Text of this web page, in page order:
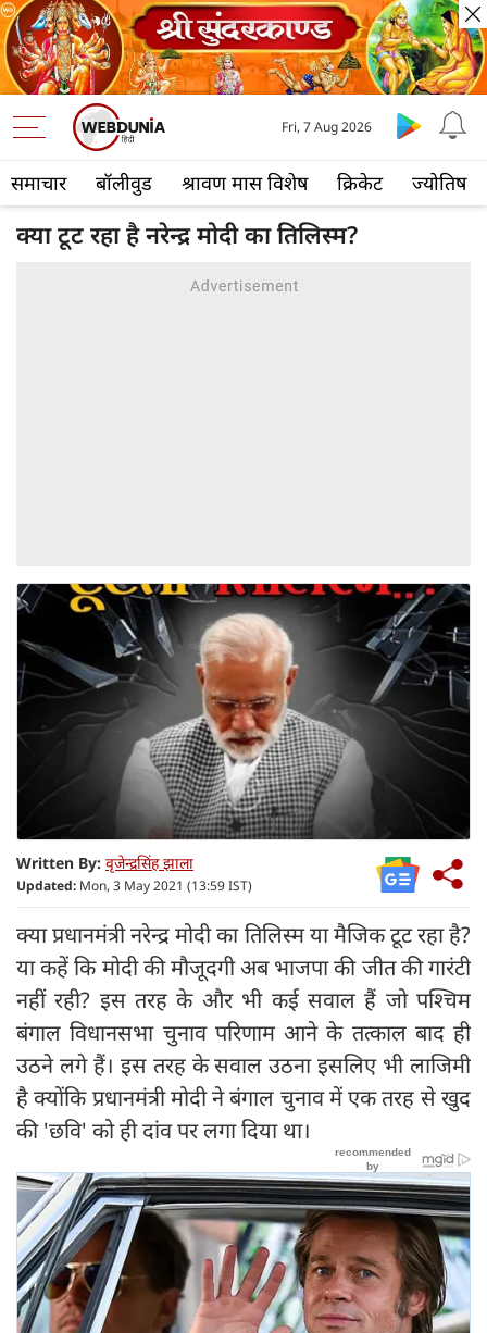
समाचार बॉलीवुड श्रावण मास विशेष क्रिकेट ज्योतिष
Fri, 7 Aug 2026
क्या टूट रहा है नरेन्द्र मोदी का तिलिस्म?
Written By: वृजेन्द्रसिंह झाला
Updated: Mon, 3 May 2021 (13:59 IST)
क्या प्रधानमंत्री नरेन्द्र मोदी का तिलिस्म या मैजिक टूट रहा है?
या कहें कि मोदी की मौजूदगी अब भाजपा की जीत की गारंटी
नहीं रही? इस तरह के और भी कई सवाल हैं जो पश्चिम
बंगाल विधानसभा चुनाव परिणाम आने के तत्काल बाद ही
उठने लगे हैं। इस तरह के सवाल उठना इसलिए भी लाजिमी
है क्योंकि प्रधानमंत्री मोदी ने बंगाल चुनाव में एक तरह से खुद
की 'छवि' को ही दांव पर लगा दिया था।